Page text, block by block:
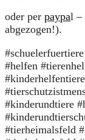
oder per paypal –
abgezogen!).
#helfen
#kinderundtiere
#tierheimalsfeld